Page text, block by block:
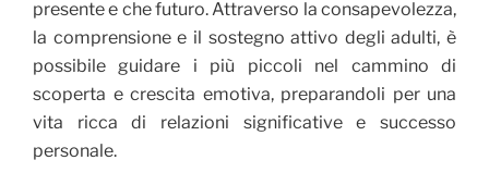
presente e che futuro. Attraverso la consapevolezza,
la comprensione e il sostegno attivo degli adulti, è
possibile guidare i più piccoli nel cammino di
scoperta e crescita emotiva, preparandoli per una
vita ricca di relazioni significative e successo
personale.